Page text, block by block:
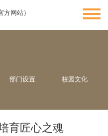
部门设置
校园文化
育匠心之魂